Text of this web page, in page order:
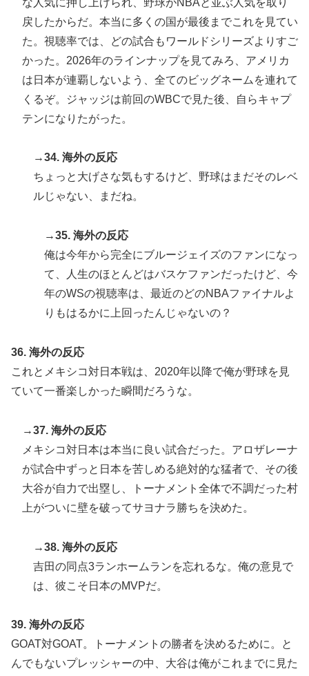
戻したからだ。本当に多くの国が最後までこれを見てい
た。視聴率では、どの試合もワールドシリーズよりすご
かった。2026年のラインナップを見てみろ、アメリカ
は日本が連覇しないよう、全てのビッグネームを連れて
くるぞ。ジャッジは前回のWBCで見た後、自らキャプ
テンになりたがった。
→34. 海外の反応
ちょっと大げさな気もするけど、野球はまだそのレベ
ルじゃない、まだね。
→35. 海外の反応
俺は今年から完全にブルージェイズのファンになっ
て、人生のほとんどはバスケファンだったけど、今
年のWSの視聴率は、最近のどのNBAファイナルよ
りもはるかに上回ったんじゃないの？
36. 海外の反応
これとメキシコ対日本戦は、2020年以降で俺が野球を見
ていて一番楽しかった瞬間だろうな。
→37. 海外の反応
メキシコ対日本は本当に良い試合だった。アロザレーナ
が試合中ずっと日本を苦しめる絶対的な猛者で、その後
大谷が自力で出塁し、トーナメント全体で不調だった村
上がついに壁を破ってサヨナラ勝ちを決めた。
→38. 海外の反応
吉田の同点3ランホームランを忘れるな。俺の意見で
は、彼こそ日本のMVPだ。
39. 海外の反応
GOAT対GOAT。トーナメントの勝者を決めるために。と
んでもないプレッシャーの中、大谷は俺がこれまでに見た